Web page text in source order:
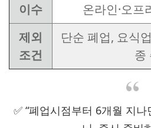
이수
온라인·오프
제외
조건
단순 폐업, 요식
종
✅ “폐업시점부터 6개월 지